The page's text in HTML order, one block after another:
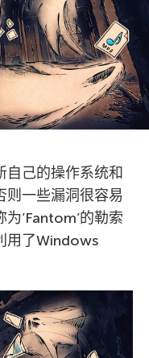
自己的操作系统和
则一些漏洞很容易
’Fantom’的勒索
用了Windows